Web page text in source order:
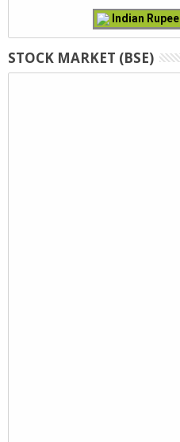
Indian
STOCK MARKET (BSE)